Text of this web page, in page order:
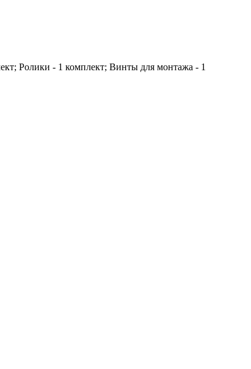
Ролики - 1 комплект; Винты для монтажа - 1